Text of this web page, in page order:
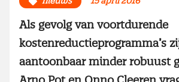
Als gevolg van voortdurende
kostenreductieprogramma’s
aantoonbaar minder robuust